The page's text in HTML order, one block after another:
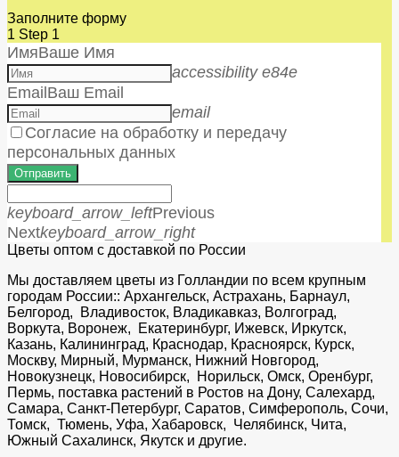
Заполните форму
1 Step 1
ИмяВаше Имя
accessibility e84e
EmailВаш Email
email
Согласие на обработку и передачу
персональных данных
Отправить
keyboard_arrow_leftPrevious
Nextkeyboard_arrow_right
Цветы оптом с доставкой по России
Мы доставляем цветы из Голландии по всем крупным
городам России:: Архангельск, Астрахань, Барнаул,
Белгород, Владивосток, Владикавказ, Волгоград,
Воркута, Воронеж, Екатеринбург, Ижевск, Иркутск,
Казань, Калининград, Краснодар, Красноярск, Курск,
Москву, Мирный, Мурманск, Нижний Новгород,
Новокузнецк, Новосибирск, Норильск, Омск, Оренбург,
Пермь, поставка растений в Ростов на Дону, Салехард,
Самара, Санкт-Петербург, Саратов, Симферополь, Сочи,
Томск, Тюмень, Уфа, Хабаровск, Челябинск, Чита,
Южный Сахалинск, Якутск и другие.